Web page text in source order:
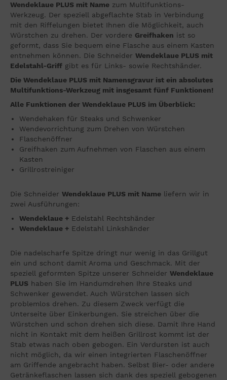
Wendeklaue PLUS mit Name zum Multifunktions-
Werkzeug. Der speziell abgeflachte Stab in Verbindung
mit den Riffelungen bietet Ihnen die Möglichkeit, auch
Würstchen zu drehen. Der vordere Greifhaken ist so
geformt, dass Sie bequem eine Flasche aus einem Kasten
entnehmen können. Die Schneider Wendeklaue PLUS mit
Edelstahl-Griff gibt es für Links- sowie Rechtshänder.
Die Wendeklaue PLUS mit Namensgravur ist ein absolutes
Multifunktions-Werkzeug mit insgesamt fünf Funktionen!
Alle Funktionen der Wendeklaue PLUS im Überblick:
Wendehaken für Steaks und Schwenker
Wendevorrichtung zum Drehen von Würstchen
Flaschenöffner
Greifhaken zum Aufnehmen von Flaschen aus einem
Kasten
Grillrostreiniger
Die Schneider Wendeklaue PLUS mit Name liefern wir in
zwei Ausführungen:
Wendeklaue + Edelstahl Rechtshänder
Wendeklaue + Edelstahl Linkshänder
Die nadelscharfe Spitze dringt nur wenig in das Grillgut
ein und schont damit Aroma und Geschmack. Mit der
speziell geformten Spitze unserer Schneider Wendeklaue
PLUS haben Sie im Handumdrehen Ihre Steaks und
Schwenker gewendet. Auch Würstchen lassen sich
problemlos drehen. Zu diesem Zweck verfügt die
Unterseite über Einkerbungen. Sie streichen über die
Würstchen und schon drehen sich diese. Damit Ihre Hand
nicht in Kontakt mit dem heißen Grillrost kommt ist der
Stab etwas nach oben gebogen. Ein Verdursten ist auch
nicht möglich, da wir einen integrierten Flaschenöffner
am Griffende angebracht haben. Selbst Bier- oder andere
Getränkeflaschen lassen sich dank des speziell gebogenen